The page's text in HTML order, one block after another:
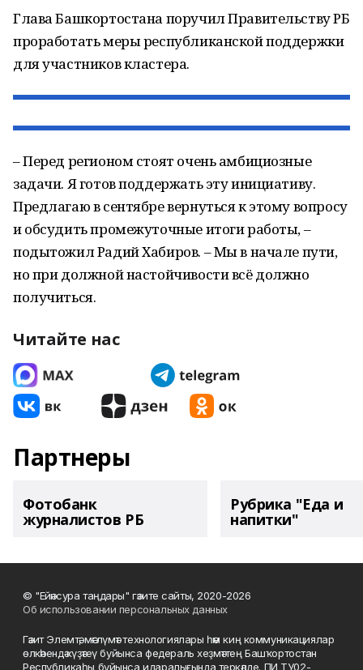
Глава Башкортостана поручил Правительству РБ
проработать меры республиканской поддержки
для участников кластера.
– Перед регионом стоят очень амбициозные
задачи. Я готов поддержать эту инициативу.
Предлагаю в сентябре вернуться к этому вопросу
и обсудить промежуточные итоги работы, –
подытожил Радий Хабиров. – Мы в начале пути,
но при должной настойчивости всё должно
получиться.
Читайте нас
Партнеры
Фотобанк
журналистов РБ
Рубрика "Еда и
напитки"
© "Ейәнсура таңдары" гәзите сайты, 2020-2026
Об использовании персональных данных
Гәзит Элемтә, мәғлүмәт технологиялары һәм киң коммуникациялар
өлкәһендә күҙәтеү буйынса федераль хеҙмәттең Башҡортостан
Республикаһы буйынса идаралығында теркәлде. ПИ ТУ02-